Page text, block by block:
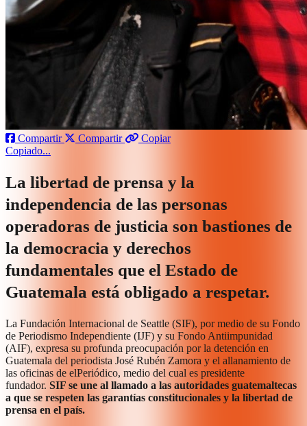
Compartir Compartir
Copiar
Copiado...
La libertad de prensa y la
independencia de las personas
operadoras de justicia son bastiones de
la democracia y derechos
fundamentales que el Estado de
Guatemala está obligado a respetar.
La Fundación Internacional de Seattle (SIF), por medio de su Fondo
de Periodismo Independiente (IJF) y su Fondo Antiimpunidad
(AIF), expresa su profunda preocupación por la detención en
Guatemala del periodista José Rubén Zamora y el allanamiento de
las oficinas de elPeriódico, medio del cual es presidente
fundador. SIF se une al llamado a las autoridades guatemaltecas
a que se respeten las garantías constitucionales y la libertad de
prensa en el país.